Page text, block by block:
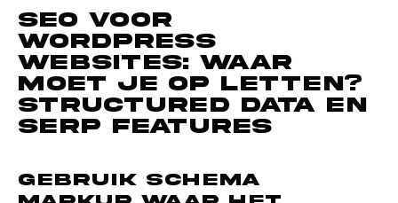
SEO voor
WordPress
websites: waar
moet je op letten?
Structured data en
SERP features
Gebruik schema